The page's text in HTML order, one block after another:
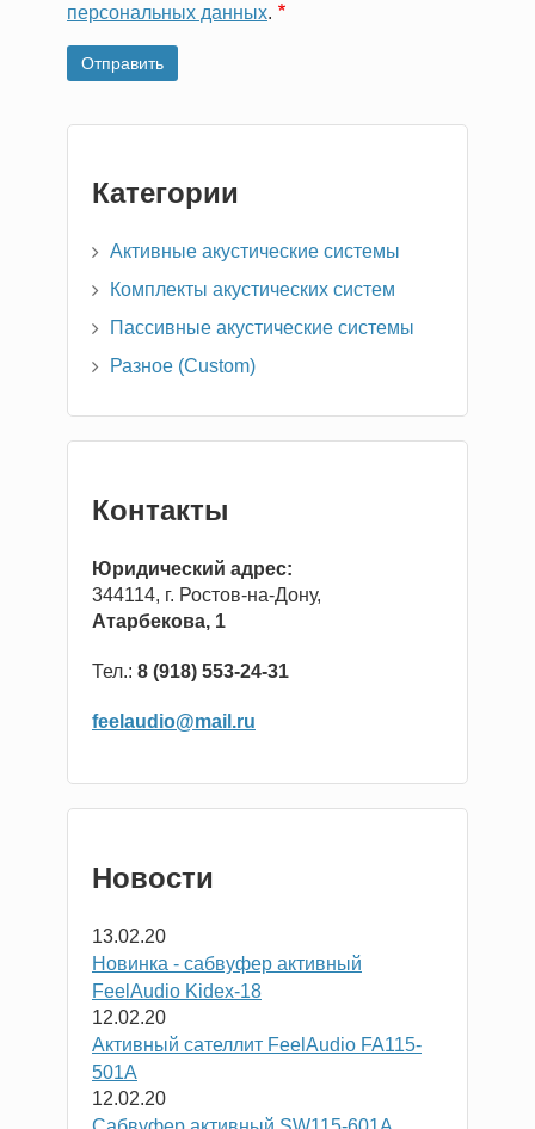
персональных данных.
Категории
Активные акустические системы
Комплекты акустических систем
Пассивные акустические системы
Разное (Custom)
Контакты
Юридический адрес:
344114, г. Ростов-на-Дону,
Атарбекова, 1
Тел.: 8 (918) 553-24-31
feelaudio@mail.ru
Новости
13.02.20
Новинка - сабвуфер активный
FeelAudio Kidex-18
12.02.20
Активный сателлит FeelAudio FA115-
501A
12.02.20